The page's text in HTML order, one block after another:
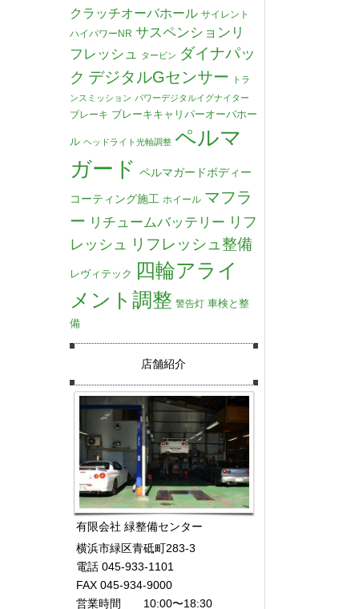
クラッチオーバホール サイレント
ハイパワーNR サスペンションリ
フレッシュ
タービン ダイナパッ
ク デジタルGセンサー
トラ
ンスミッション パワーデジタルイグナイター
ブレーキ ブレーキキャリパーオーバホー
ル ヘッドライト光軸調整 ペルマ
ガード ペルマガードボディー
コーティング施工 ホイール マフラ
ー リチュームバッテリー リフ
レッシュ
リフレッシュ整備
レヴィテック 四輪アライ
メント調整 警告灯 車検と整
備
店舗紹介
有限会社 緑整備センター
横浜市緑区青砥町283-3
電話 045-933-1101
FAX 045-934-9000
営業時間 10:00〜18:30